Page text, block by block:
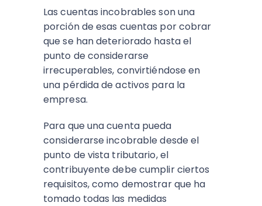
Las cuentas incobrables son una
porción de esas cuentas por cobrar
que se han deteriorado hasta el
punto de considerarse
irrecuperables, convirtiéndose en
una pérdida de activos para la
empresa.
Para que una cuenta pueda
considerarse incobrable desde el
punto de vista tributario, el
contribuyente debe cumplir ciertos
requisitos, como demostrar que ha
tomado todas las medidas